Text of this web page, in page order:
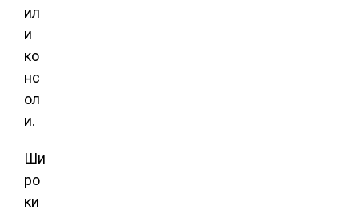
ил
и
ко
нс
ол
и.
Ши
ро
ки